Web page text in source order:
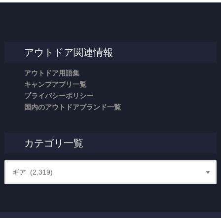
アウトドア関連情報
アウトドア用語集
キャンプアプリ一覧
プライバシーポリシー
国内のアウトドアブランド一覧
カテゴリ一覧